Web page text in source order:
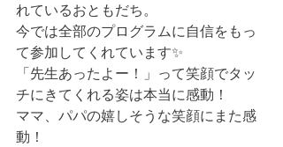
れているおともだち。
今では全部のプログラムに自信をもっ
て参加してくれています✨
「先生あったよー！」って笑顔でタッ
チにきてくれる姿は本当に感動！
ママ、パパの嬉しそうな笑顔にまた感
動！